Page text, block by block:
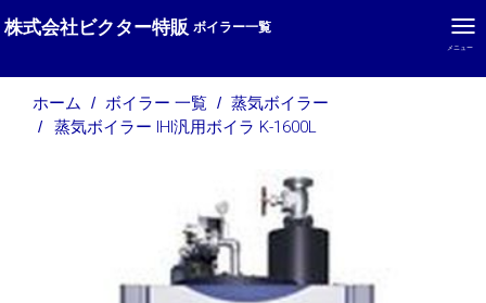
メニュー
株式会社ビクター特販 ボイラー一覧
ホーム ボイラー 一覧 蒸気ボイラー
蒸気ボイラー IHI汎用ボイラ K-1600L